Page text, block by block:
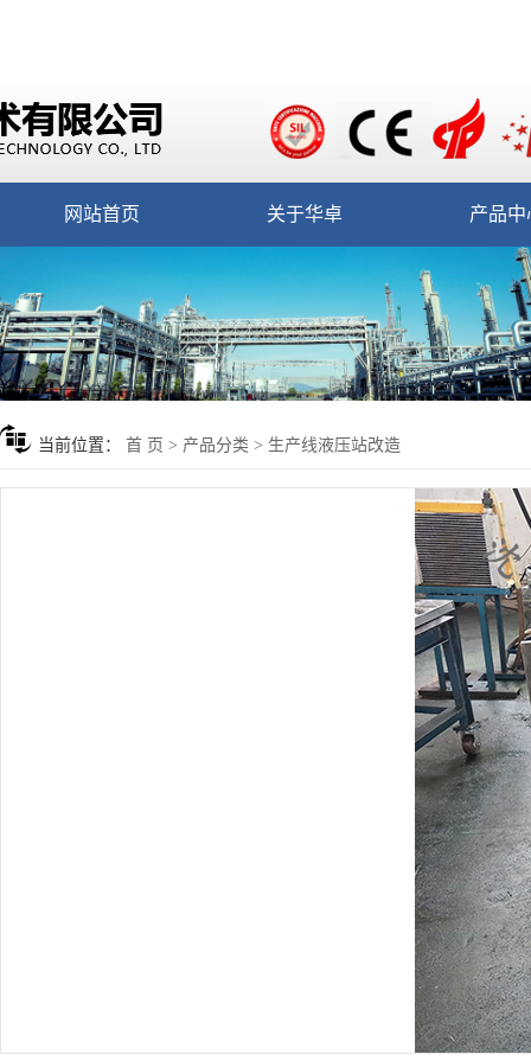
网站首页 关于华卓 产品中
当前位置： 首 页 > 产品分类 > 生产线液压站改造